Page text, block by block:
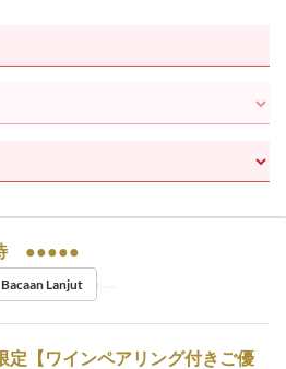
●●●●●
Makan Malam
Bacaan Lanjut
定【ワインペアリング付きご優